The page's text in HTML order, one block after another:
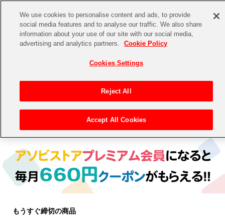
CHANNEL STORE EVENT
ゲーム 電子書籍
アイドルマスターシリーズ
アイドルマスター
アイドルマスター ミリオンライブ！
アイドルマスター SideM
イベントグッズ
トイ・ホビー
アイドルマスター シリーズ> アイドルマスター
もうすぐ締切の商品
We use cookies to personalise content and ads, to provide
social media features and to analyse our traffic. We also share
information about your use of our site with our social media,
advertising and analytics partners.
Cookie Policy
Cookies Settings
Reject All
Accept All Cookies